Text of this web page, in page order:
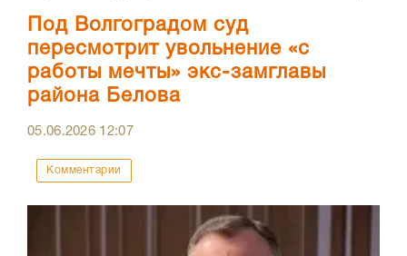
Под Волгоградом суд
пересмотрит увольнение «с
работы мечты» экс-замглавы
района Белова
05.06.2026 12:07
Комментарии